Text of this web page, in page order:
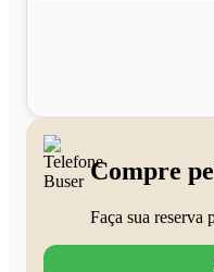
Compre
Faça sua reserva